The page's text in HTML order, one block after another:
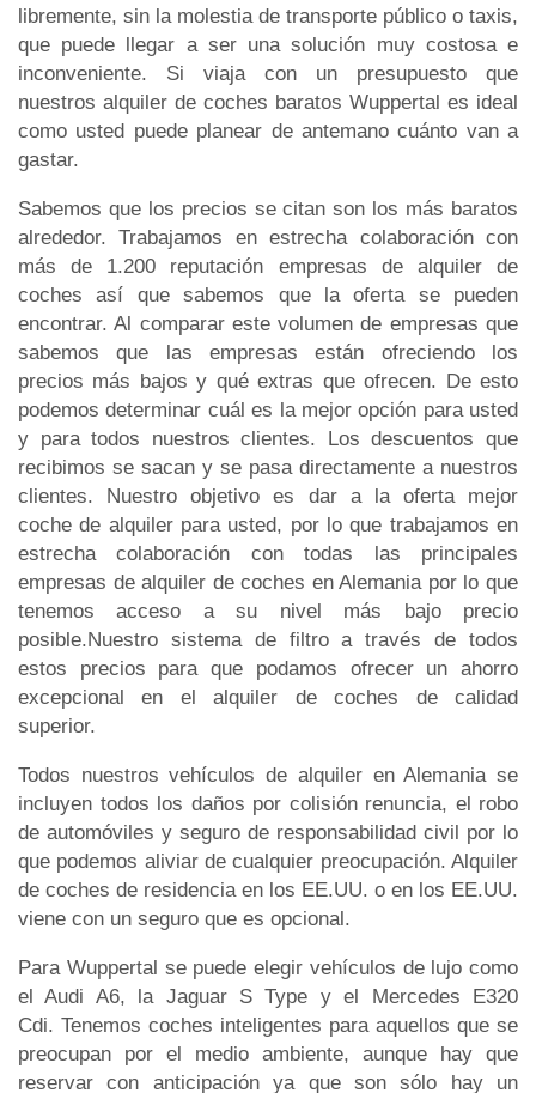
libremente, sin la molestia de transporte público o taxis,
que puede llegar a ser una solución muy costosa e
inconveniente. Si viaja con un presupuesto que
nuestros alquiler de coches baratos Wuppertal es ideal
como usted puede planear de antemano cuánto van a
gastar.
Sabemos que los precios se citan son los más baratos
alrededor. Trabajamos en estrecha colaboración con
más de 1.200 reputación empresas de alquiler de
coches así que sabemos que la oferta se pueden
encontrar. Al comparar este volumen de empresas que
sabemos que las empresas están ofreciendo los
precios más bajos y qué extras que ofrecen. De esto
podemos determinar cuál es la mejor opción para usted
y para todos nuestros clientes. Los descuentos que
recibimos se sacan y se pasa directamente a nuestros
clientes. Nuestro objetivo es dar a la oferta mejor
coche de alquiler para usted, por lo que trabajamos en
estrecha colaboración con todas las principales
empresas de alquiler de coches en Alemania por lo que
tenemos acceso a su nivel más bajo precio
posible.Nuestro sistema de filtro a través de todos
estos precios para que podamos ofrecer un ahorro
excepcional en el alquiler de coches de calidad
superior.
Todos nuestros vehículos de alquiler en Alemania se
incluyen todos los daños por colisión renuncia, el robo
de automóviles y seguro de responsabilidad civil por lo
que podemos aliviar de cualquier preocupación. Alquiler
de coches de residencia en los EE.UU. o en los EE.UU.
viene con un seguro que es opcional.
Para Wuppertal se puede elegir vehículos de lujo como
el Audi A6, la Jaguar S Type y el Mercedes E320
Cdi. Tenemos coches inteligentes para aquellos que se
preocupan por el medio ambiente, aunque hay que
reservar con anticipación ya que son sólo hay un